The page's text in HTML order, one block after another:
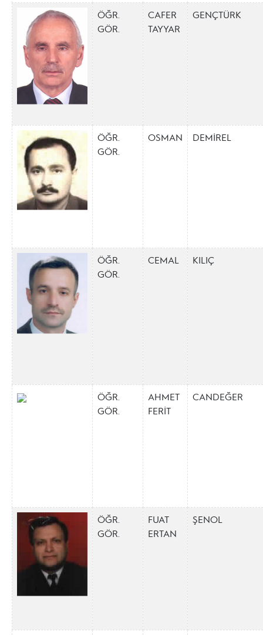
ÖĞR.
GÖR.
CAFER
TAYYAR
GENÇTÜRK
ÖĞR.
GÖR.
OSMAN DEMİREL
ÖĞR.
GÖR.
CEMAL KILIÇ
ÖĞR.
GÖR.
AHMET
FERİT
CANDEĞER
ÖĞR.
GÖR.
FUAT
ERTAN
ŞENOL